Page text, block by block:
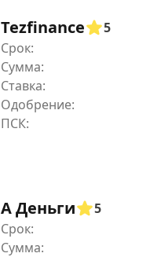
Tezfinance
5
Срок:
Сумма:
Ставка:
Одобрение:
А Деньги
5
Срок:
Сумма: